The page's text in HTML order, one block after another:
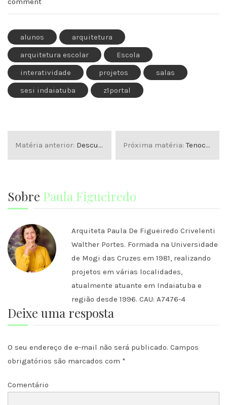
alunos
arquitetura
arquitetura escolar
Escola
interatividade
projetos
salas
sesi indaiatuba
z1portal
Matéria anterior: Descubra a origem da Arquitetura Próxima matéria: Tenochititlán, cidade asteca que ergueu-se sobre um lago
Sobre Paula Figueiredo
Arquiteta Paula De Figueiredo Crivelenti
Walther Portes. Formada na Universidade
de Mogi das Cruzes em 1981, realizando
projetos em várias localidades,
atualmente atuante em Indaiatuba e
região desde 1996. CAU: A7476-4
Deixe uma resposta
O seu endereço de e-mail não será publicado. Campos
obrigatórios são marcados com *
Comentário